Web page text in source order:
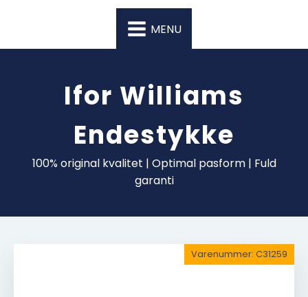
MENU
Ifor Williams
Endestykke
100% original kvalitet | Optimal pasform | Fuld
garanti
Varenummer: C31259